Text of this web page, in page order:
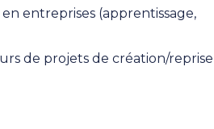
entreprises (apprentissage,
de projets de création/reprise